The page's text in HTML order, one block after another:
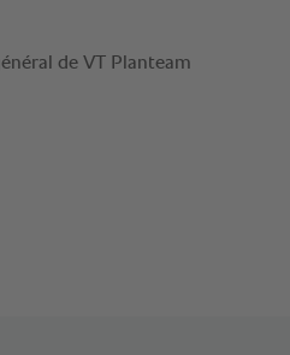
de VT Planteam